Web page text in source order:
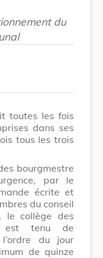
du
toutes les fois
dans ses
tous les trois
bourgmestre
par le
écrite et
du conseil
le collège des
est tenu de
du jour
de quinze